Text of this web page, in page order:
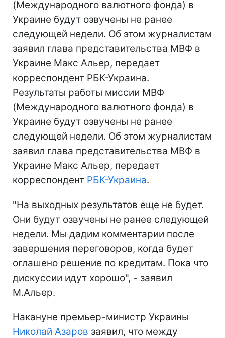
(Международного валютного фонда) в
Украине будут озвучены не ранее
следующей недели. Об этом журналистам
заявил глава представительства МВФ в
Украине Макс Альер, передает
корреспондент РБК-Украина.
Результаты работы миссии МВФ
(Международного валютного фонда) в
Украине будут озвучены не ранее
следующей недели. Об этом журналистам
заявил глава представительства МВФ в
Украине Макс Альер, передает
корреспондент РБК-Украина.
"На выходных результатов еще не будет.
Они будут озвучены не ранее следующей
недели. Мы дадим комментарии после
завершения переговоров, когда будет
оглашено решение по кредитам. Пока что
дискуссии идут хорошо", - заявил
М.Альер.
Накануне премьер-министр Украины
Николай Азаров заявил, что между